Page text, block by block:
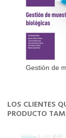
Gestión de
LOS CLIENTES
PRODUCTO